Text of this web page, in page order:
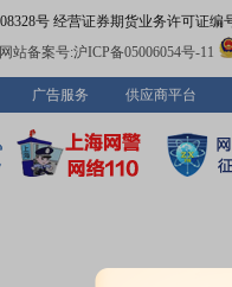
资者网上集体接待日活动的公告
机构调研：2026年05月20日披
调研
号 经营证券期货业务许可证编
网站备案号:沪ICP备05006054号-11
广告服务 供应商平台